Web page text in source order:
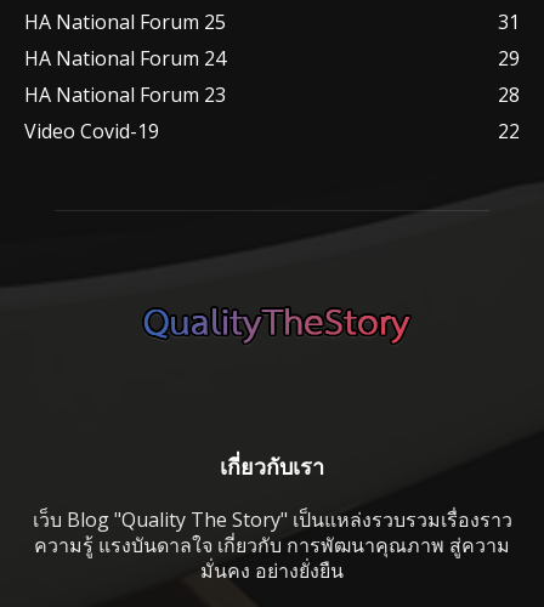
HA National Forum 25
31
HA National Forum 24
29
HA National Forum 23
28
Video Covid-19
22
เกี่ยวกับเรา
เว็บ Blog "Quality The Story" เป็นแหล่งรวบรวมเรื่องราว
ความรู้ แรงบันดาลใจ เกี่ยวกับ การพัฒนาคุณภาพ สู่ความ
มั่นคง อย่างยั่งยืน